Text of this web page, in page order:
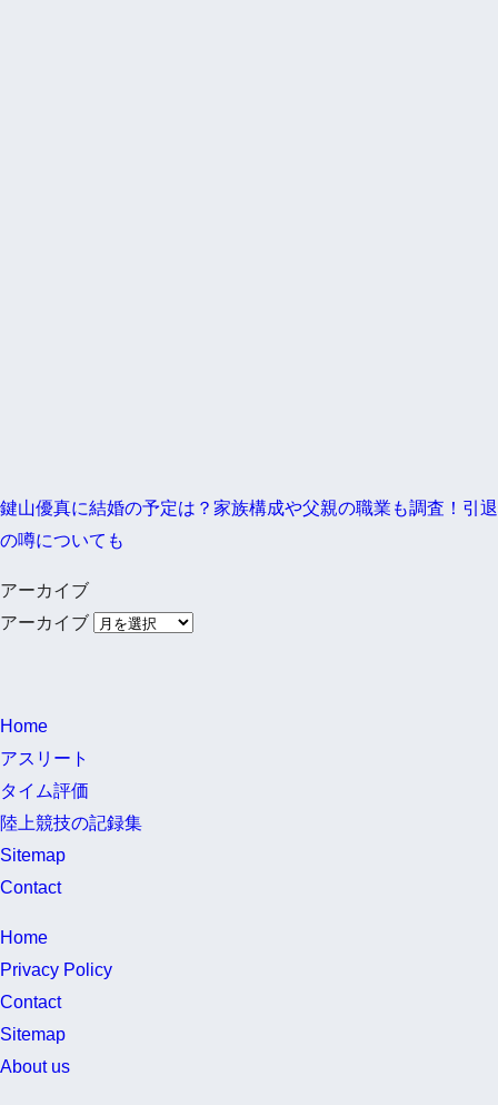
鍵山優真に結婚の予定は？家族構成や父親の職業も調査！引退
の噂についても
アーカイブ
アーカイブ
Home
アスリート
タイム評価
陸上競技の記録集
Sitemap
Contact
Home
Privacy Policy
Contact
Sitemap
About us